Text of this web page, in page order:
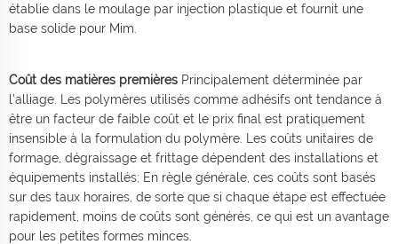
établie dans le moulage par injection plastique et fournit une
base solide pour Mim.
Coût des matières premières Principalement déterminée par
l'alliage. Les polymères utilisés comme adhésifs ont tendance à
être un facteur de faible coût et le prix final est pratiquement
insensible à la formulation du polymère. Les coûts unitaires de
formage, dégraissage et frittage dépendent des installations et
équipements installés; En règle générale, ces coûts sont basés
sur des taux horaires, de sorte que si chaque étape est effectuée
rapidement, moins de coûts sont générés, ce qui est un avantage
pour les petites formes minces.